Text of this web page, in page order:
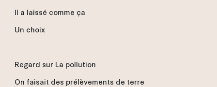
Il a laissé comme ça
Un choix
Regard sur La pollution
On faisait des prélèvements de terre